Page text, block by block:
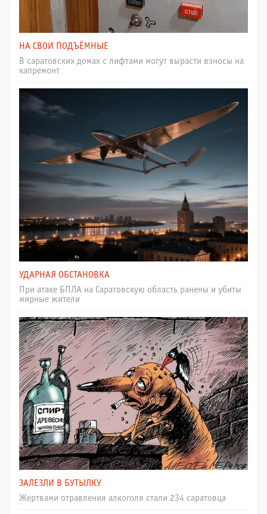
НА СВОИ ПОДЪЁМНЫЕ
В саратовских домах с лифтами могут вырасти взносы на
капремонт
УДАРНАЯ ОБСТАНОВКА
При атаке БПЛА на Саратовскую область ранены и убиты
мирные жители
ЗАЛЕЗЛИ В БУТЫЛКУ
Жертвами отравления алкоголя стали 234 саратовца